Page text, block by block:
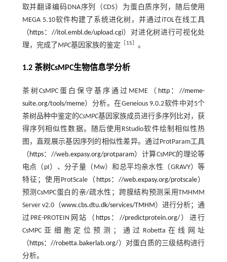
取并翻译编码DNA序列（CDS）为蛋白质序列，随后使用
MEGA 5.10软件构建了系统进化树，并通过iTOL在线工具
（https：//itol.embl.de/upload.cgi）对进化树进行可视化处
理，完成了 MPC基因家族的鉴定 15 。
1.2 茶树CsMPC生物信息学分析
茶树CsMPC蛋白保守基序通过MEME（ http：//meme-
suite.org/tools/meme）分析。在Geneious 9.0.2软件中对5个
茶树品种中鉴定的CsMPC基因家族成员进行多序列比对，获
得序列相似性数据。随后使用RStudio软件绘制相似性热
图，直观展示基因序列的相似性差异。通过ProtParam工具
（https：//web.expasy.org/protparam）计算CsMPC的理论等
电点（pI）、分子量（Mw）和总平均亲水性（GRAVY）等
特征；使用ProtScale（ https：//web.expasy.org/protscale）
预测CsMPC蛋白的亲/疏水性；跨膜结构预测采用TMHMM
Server v2.0（www.cbs.dtu.dk/services/TMHM）进行分析；通
过PRE-PROTEIN网站（ https：//predictprotein.org/）进行
CsMPC亚细胞定位预测；通过Robetta在线网址
（https：//robetta.bakerlab.org/）对蛋白质的三级结构进行
分析。